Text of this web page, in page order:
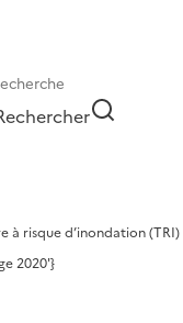
à risque d’inondation (TRI)
2020'}